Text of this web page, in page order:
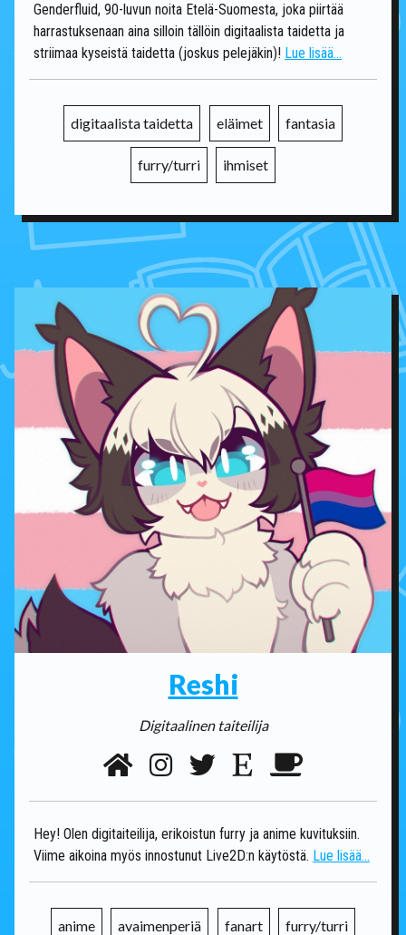
Genderfluid, 90-luvun noita Etelä-Suomesta, joka piirtää
harrastuksenaan aina silloin tällöin digitaalista taidetta ja
striimaa kyseistä taidetta (joskus pelejäkin)! Lue lisää...
digitaalista taidetta eläimet fantasia
furry/turri ihmiset
Reshi
Digitaalinen taiteilija
Hey! Olen digitaiteilija, erikoistun furry ja anime kuvituksiin.
Viime aikoina myös innostunut Live2D:n käytöstä. Lue lisää...
anime avaimenperiä fanart furry/turri